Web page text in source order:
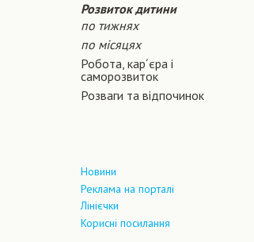
Розвиток дитини
по тижнях
по місяцях
Робота, кар´єра і
саморозвиток
Розваги та відпочинок
Новини
Реклама на порталі
Лінієчки
Корисні посилання